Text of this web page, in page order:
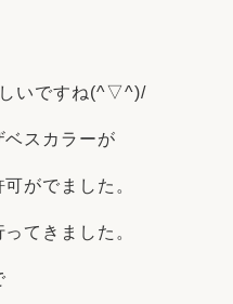
いですね(^▽^)/
ベスカラーが
がでました。
てきました。